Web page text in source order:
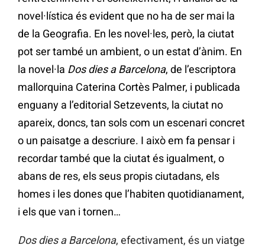
novel·lística és evident que no ha de ser mai la
de la Geografia. En les novel·les, però, la ciutat
pot ser també un ambient, o un estat d’ànim. En
la novel·la Dos dies a Barcelona, de l’escriptora
mallorquina Caterina Cortès Palmer, i publicada
enguany a l’editorial Setzevents, la ciutat no
apareix, doncs, tan sols com un escenari concret
o un paisatge a descriure. I això em fa pensar i
recordar també que la ciutat és igualment, o
abans de res, els seus propis ciutadans, els
homes i les dones que l’habiten quotidianament,
i els que van i tornen…
Dos dies a Barcelona, efectivament, és un viatge